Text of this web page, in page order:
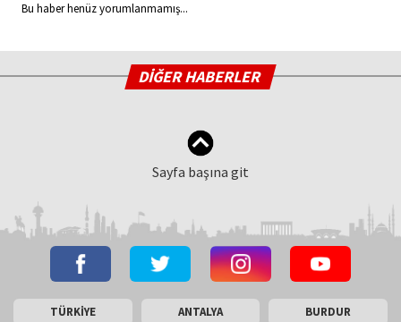
Bu haber henüz yorumlanmamış...
DİĞER HABERLER
Sayfa başına git
TÜRKİYE ANTALYA BURDUR